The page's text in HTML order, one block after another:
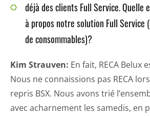
déjà des clients Full Service. Quelle
à propos notre solution Full Service
de consommables)?
Kim Strauven: En fait, RECA Belux
Nous ne connaissions pas RECA
repris BSX. Nous avons trié
avec acharnement les samedis, en